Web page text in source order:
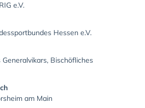
e.V.
Hessen e.V.
Bischöfliches
am Main